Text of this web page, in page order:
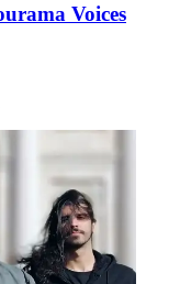
Voices